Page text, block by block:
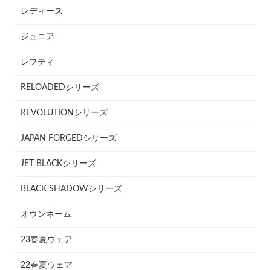
レディース
ジュニア
レフティ
RELOADEDシリーズ
REVOLUTIONシリーズ
JAPAN FORGEDシリーズ
JET BLACKシリーズ
BLACK SHADOWシリーズ
オウンネーム
23春夏ウェア
22春夏ウェア